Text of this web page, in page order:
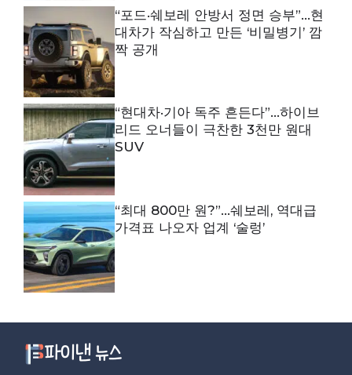
“포드·쉐보레 안방서 정면 승부”…현
대차가 작심하고 만든 ‘비밀병기’ 깜
짝 공개
“현대차·기아 독주 흔든다”…하이브
리드 오너들이 극찬한 3천만 원대
SUV
“최대 800만 원?”…쉐보레, 역대급
가격표 나오자 업계 ‘술렁’